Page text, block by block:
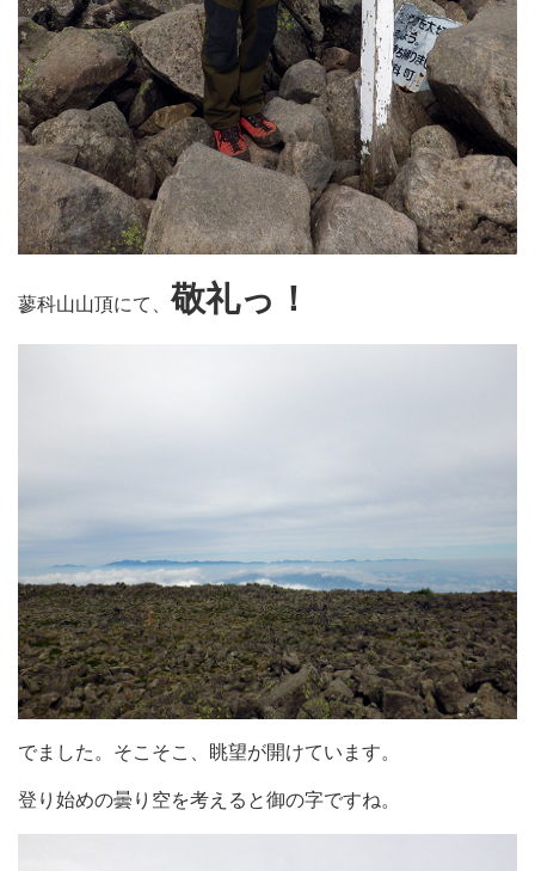
蓼科山山頂にて、 敬礼っ！
でました。そこそこ、眺望が開けています。
登り始めの曇り空を考えると御の字ですね。